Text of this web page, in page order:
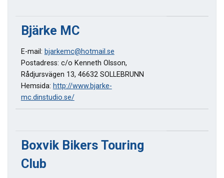
Bjärke MC
E-mail: bjarkemc@hotmail.se
Postadress: c/o Kenneth Olsson,
Rådjursvägen 13, 46632 SOLLEBRUNN
Hemsida: http://www.bjarke-
mc.dinstudio.se/
Boxvik Bikers Touring
Club